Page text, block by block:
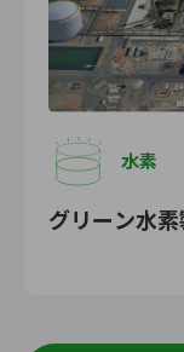
水素
グリーン水